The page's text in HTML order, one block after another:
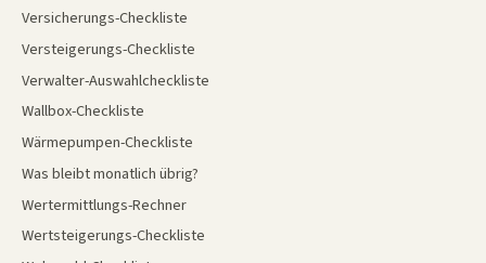
Versicherungs-Checkliste
Versteigerungs-Checkliste
Verwalter-Auswahlcheckliste
Wallbox-Checkliste
Wärmepumpen-Checkliste
Was bleibt monatlich übrig?
Wertermittlungs-Rechner
Wertsteigerungs-Checkliste